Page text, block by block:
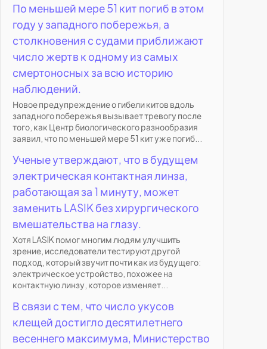
По меньшей мере 51 кит погиб в этом
году у западного побережья, а
столкновения с судами приближают
число жертв к одному из самых
смертоносных за всю историю
наблюдений.
Новое предупреждение о гибели китов вдоль
западного побережья вызывает тревогу после
того, как Центр биологического разнообразия
заявил, что по меньшей мере 51 кит уже погиб...
Ученые утверждают, что в будущем
электрическая контактная линза,
работающая за 1 минуту, может
заменить LASIK без хирургического
вмешательства на глазу.
Хотя LASIK помог многим людям улучшить
зрение, исследователи тестируют другой
подход, который звучит почти как из будущего:
электрическое устройство, похожее на
контактную линзу, которое изменяет...
В связи с тем, что число укусов
клещей достигло десятилетнего
весеннего максимума, Министерство